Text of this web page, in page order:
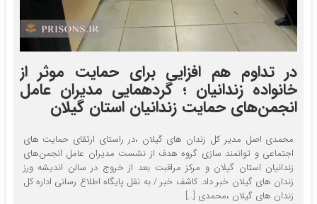
در تداوم هم افزایی برای حمایت موثر از
خانواده زندانیان ؛ گردهمایی مدیران عامل
انجمن‌های حمایت زندانیان استان گیلان
محمدی اصل مدیر کل زندان های گیلان ،در راستای ارتقای حمایت های
اجتماعی و توانمند سازی گروه هدف از نشست مدیران عامل انجمن‌های
زندانیان استان گیلان و مرکز مراقبت بعد از خروج در سالن اندیشه ورز
زندان های گیلان خبر داد. کاشف خبر / به نقل پایگاه اطلاع رسانی اداره کل
زندان های گیلان ،محمدی […]